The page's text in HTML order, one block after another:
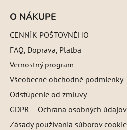
O NÁKUPE
CENNÍK POŠTOVNÉHO
FAQ, Doprava, Platba
Vernostný program
Všeobecné obchodné podmienky
Odstúpenie od zmluvy
GDPR – Ochrana osobných údajov
Zásady používania súborov cookie